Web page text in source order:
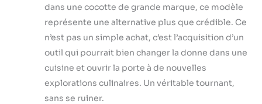
dans une cocotte de grande marque, ce modèle
représente une alternative plus que crédible. Ce
n’est pas un simple achat, c’est l’acquisition d’un
outil qui pourrait bien changer la donne dans une
cuisine et ouvrir la porte à de nouvelles
explorations culinaires. Un véritable tournant,
sans se ruiner.